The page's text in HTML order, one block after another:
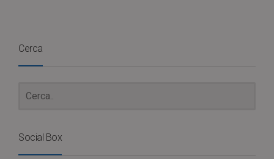
Cerca
Social Box